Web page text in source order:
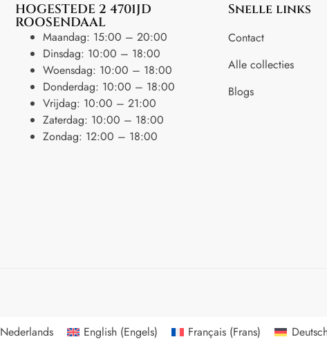
HOGESTEDE 2 4701JD
ROOSENDAAL
Maandag: 15:00 – 20:00
Dinsdag: 10:00 – 18:00
Woensdag: 10:00 – 18:00
Donderdag: 10:00 – 18:00
Vrijdag: 10:00 – 21:00
Zaterdag: 10:00 – 18:00
Zondag: 12:00 – 18:00
Snelle links
Contact
Alle collecties
Blogs
Nederlands English (Engels) Français (Frans)